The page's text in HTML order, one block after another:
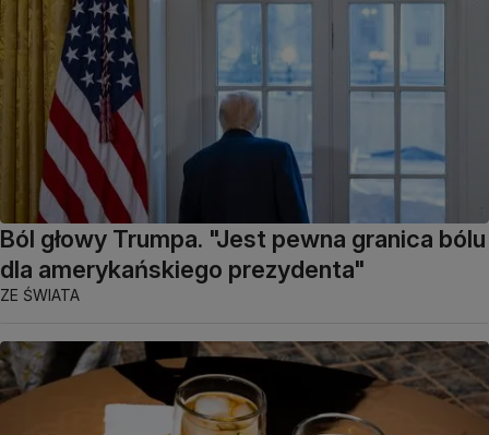
Ból głowy Trumpa. "Jest pewna granica bólu
dla amerykańskiego prezydenta"
ZE ŚWIATA